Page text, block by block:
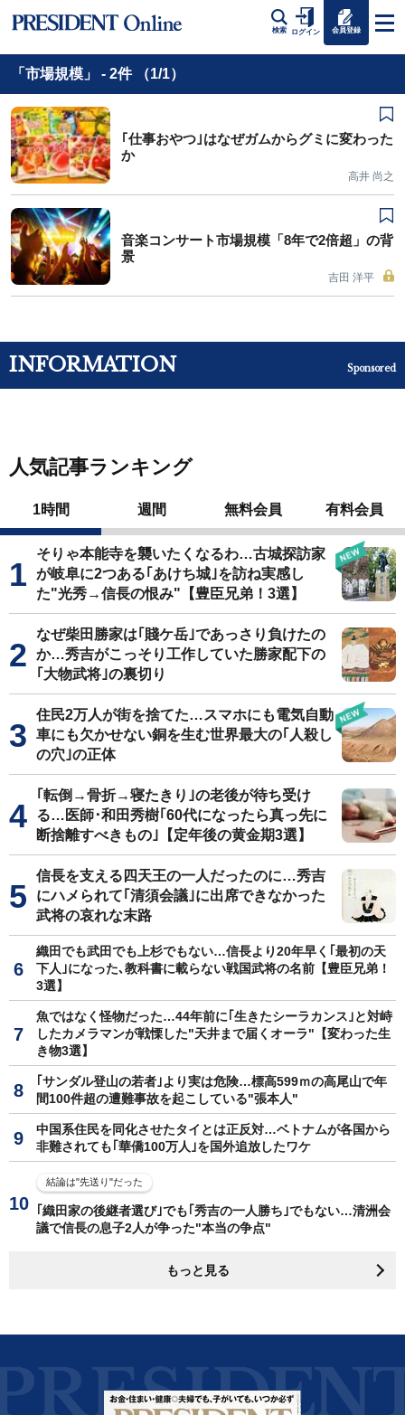
検索 ログイン 会員登録
「市場規模」 - 2件 （1/1）
｢仕事おやつ｣はなぜガムからグミに変わった
か
高井 尚之
音楽コンサート市場規模「8年で2倍超」の背
景
吉田 洋平
INFORMATION Sponsored
人気記事ランキング
1時間 週間 無料会員 有料会員
そりゃ本能寺を襲いたくなるわ…古城探訪家
が岐阜に2つある｢あけち城｣を訪ね実感し
た"光秀→信長の恨み"【豊臣兄弟！3選】
なぜ柴田勝家は｢賤ケ岳｣であっさり負けたの
か…秀吉がこっそり工作していた勝家配下の
｢大物武将｣の裏切り
住民2万人が街を捨てた…スマホにも電気自動
車にも欠かせない銅を生む世界最大の｢人殺し
の穴｣の正体
｢転倒→骨折→寝たきり｣の老後が待ち受け
る…医師･和田秀樹｢60代になったら真っ先に
断捨離すべきもの｣【定年後の黄金期3選】
信長を支える四天王の一人だったのに…秀吉
にハメられて｢清須会議｣に出席できなかった
武将の哀れな末路
織田でも武田でも上杉でもない…信長より20年早く｢最初の天
下人｣になった､教科書に載らない戦国武将の名前【豊臣兄弟！
3選】
魚ではなく怪物だった…44年前に｢生きたシーラカンス｣と対峙
したカメラマンが戦慄した"天井まで届くオーラ"【変わった生
き物3選】
｢サンダル登山の若者｣より実は危険…標高599ｍの高尾山で年
間100件超の遭難事故を起こしている"張本人"
中国系住民を同化させたタイとは正反対…ベトナムが各国から
非難されても｢華僑100万人｣を国外追放したワケ
結論は"先送り"だった
｢織田家の後継者選び｣でも｢秀吉の一人勝ち｣でもない…清洲会
議で信長の息子2人が争った"本当の争点"
もっと見る